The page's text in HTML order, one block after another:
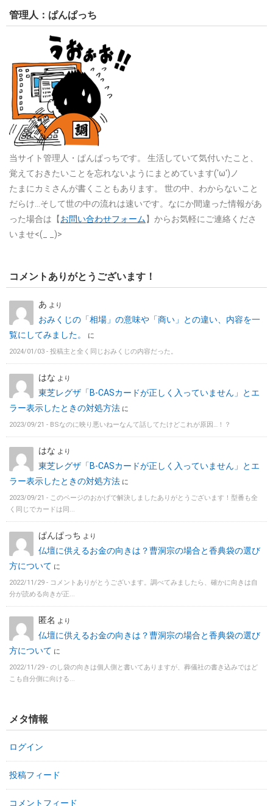
管理人：ぱんぱっち
当サイト管理人・ぱんぱっちです。
生活していて気付いたこと、
覚えておきたいことを忘れないようにまとめています('ω')ノ
たまにカミさんが書くこともあります。
世の中、わからないこと
だらけ…そして世の中の流れは速いです。なにか間違った情報があ
った場合は【お問い合わせフォーム】からお気軽にご連絡くださ
いませ<(_ _)>
コメントありがとうございます！
あ より
おみくじの「相場」の意味や「商い」との違い、内容を一
覧にしてみました。
に
2024/01/03 - 投稿主と全く同じおみくじの内容だった。
はな より
東芝レグザ「B-CASカードが正しく入っていません」とエ
ラー表示したときの対処方法 に
2023/09/21 - BSなのに映り悪いねーなんて話してたけどこれが原因…！？
はな より
東芝レグザ「B-CASカードが正しく入っていません」とエ
ラー表示したときの対処方法 に
2023/09/21 - このページのおかげで解決しましたありがとうございます！型番も全
く同じでカードは同...
ぱんぱっち より
仏壇に供えるお金の向きは？曹洞宗の場合と香典袋の選び
方について に
2022/11/29 - コメントありがとうございます。調べてみましたら、確かに向きは自
分が読める向きが正...
匿名 より
仏壇に供えるお金の向きは？曹洞宗の場合と香典袋の選び
方について に
2022/11/29 - のし袋の向きは個人側と書いてありますが、葬儀社の書き込みではど
こも自分側に向ける...
メタ情報
ログイン
投稿フィード
コメントフィード